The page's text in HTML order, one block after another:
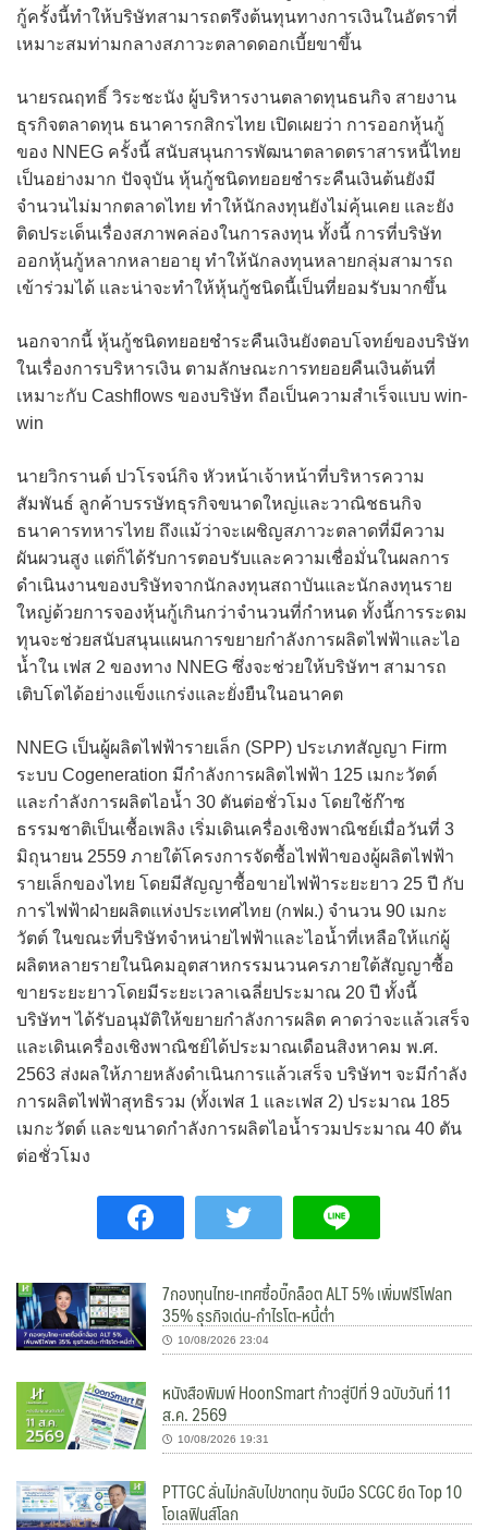
กู้ครั้งนี้ทำให้บริษัทสามารถตรึงต้นทุนทางการเงินในอัตราที่
เหมาะสมท่ามกลางสภาวะตลาดดอกเบี้ยขาขึ้น
นายรณฤทธิ์ วิระชะนัง ผู้บริหารงานตลาดทุนธนกิจ สายงาน
ธุรกิจตลาดทุน ธนาคารกสิกรไทย เปิดเผยว่า การออกหุ้นกู้
ของ NNEG ครั้งนี้ สนับสนุนการพัฒนาตลาดตราสารหนี้ไทย
เป็นอย่างมาก ปัจจุบัน หุ้นกู้ชนิดทยอยชำระคืนเงินต้นยังมี
จำนวนไม่มากตลาดไทย ทำให้นักลงทุนยังไม่คุ้นเคย และยัง
ติดประเด็นเรื่องสภาพคล่องในการลงทุน ทั้งนี้ การที่บริษัท
ออกหุ้นกู้หลากหลายอายุ ทำให้นักลงทุนหลายกลุ่มสามารถ
เข้าร่วมได้ และน่าจะทำให้หุ้นกู้ชนิดนี้เป็นที่ยอมรับมากขึ้น
นอกจากนี้ หุ้นกู้ชนิดทยอยชำระคืนเงินยังตอบโจทย์ของบริษัท
ในเรื่องการบริหารเงิน ตามลักษณะการทยอยคืนเงินต้นที่
เหมาะกับ Cashflows ของบริษัท ถือเป็นความสำเร็จแบบ win-
win
นายวิกรานต์ ปวโรจน์กิจ หัวหน้าเจ้าหน้าที่บริหารความ
สัมพันธ์ ลูกค้าบรรษัทธุรกิจขนาดใหญ่และวาณิชธนกิจ
ธนาคารทหารไทย ถึงแม้ว่าจะเผชิญสภาวะตลาดที่มีความ
ผันผวนสูง แต่ก็ได้รับการตอบรับและความเชื่อมั่นในผลการ
ดำเนินงานของบริษัทจากนักลงทุนสถาบันและนักลงทุนราย
ใหญ่ด้วยการจองหุ้นกู้เกินกว่าจำนวนที่กำหนด ทั้งนี้การระดม
ทุนจะช่วยสนับสนุนแผนการขยายกำลังการผลิตไฟฟ้าและไอ
น้ำใน เฟส 2 ของทาง NNEG ซึ่งจะช่วยให้บริษัทฯ สามารถ
เติบโตได้อย่างแข็งแกร่งและยั่งยืนในอนาคต
NNEG เป็นผู้ผลิตไฟฟ้ารายเล็ก (SPP) ประเภทสัญญา Firm
ระบบ Cogeneration มีกำลังการผลิตไฟฟ้า 125 เมกะวัตต์
และกำลังการผลิตไอน้ำ 30 ตันต่อชั่วโมง โดยใช้ก๊าซ
ธรรมชาติเป็นเชื้อเพลิง เริ่มเดินเครื่องเชิงพาณิชย์เมื่อวันที่ 3
มิถุนายน 2559 ภายใต้โครงการจัดซื้อไฟฟ้าของผู้ผลิตไฟฟ้า
รายเล็กของไทย โดยมีสัญญาซื้อขายไฟฟ้าระยะยาว 25 ปี กับ
การไฟฟ้าฝ่ายผลิตแห่งประเทศไทย (กฟผ.) จำนวน 90 เมกะ
วัตต์ ในขณะที่บริษัทจำหน่ายไฟฟ้าและไอน้ำที่เหลือให้แก่ผู้
ผลิตหลายรายในนิคมอุตสาหกรรมนวนครภายใต้สัญญาซื้อ
ขายระยะยาวโดยมีระยะเวลาเฉลี่ยประมาณ 20 ปี ทั้งนี้
บริษัทฯ ได้รับอนุมัติให้ขยายกำลังการผลิต คาดว่าจะแล้วเสร็จ
และเดินเครื่องเชิงพาณิชย์ได้ประมาณเดือนสิงหาคม พ.ศ.
2563 ส่งผลให้ภายหลังดำเนินการแล้วเสร็จ บริษัทฯ จะมีกำลัง
การผลิตไฟฟ้าสุทธิรวม (ทั้งเฟส 1 และเฟส 2) ประมาณ 185
เมกะวัตต์ และขนาดกำลังการผลิตไอน้ำรวมประมาณ 40 ตัน
ต่อชั่วโมง
7กองทุนไทย-เทศซื้อบิ๊กล็อต ALT 5% เพิ่มฟรีโฟลท
35% ธุรกิจเด่น-กำไรโต-หนี้ต่ำ
10/08/2026 23:04
หนังสือพิมพ์ HoonSmart ก้าวสู่ปีที่ 9 ฉบับวันที่ 11
ส.ค. 2569
10/08/2026 19:31
PTTGC ลั่นไม่กลับไปขาดทุน จับมือ SCGC ยึด Top 10
โอเลฟินส์โลก